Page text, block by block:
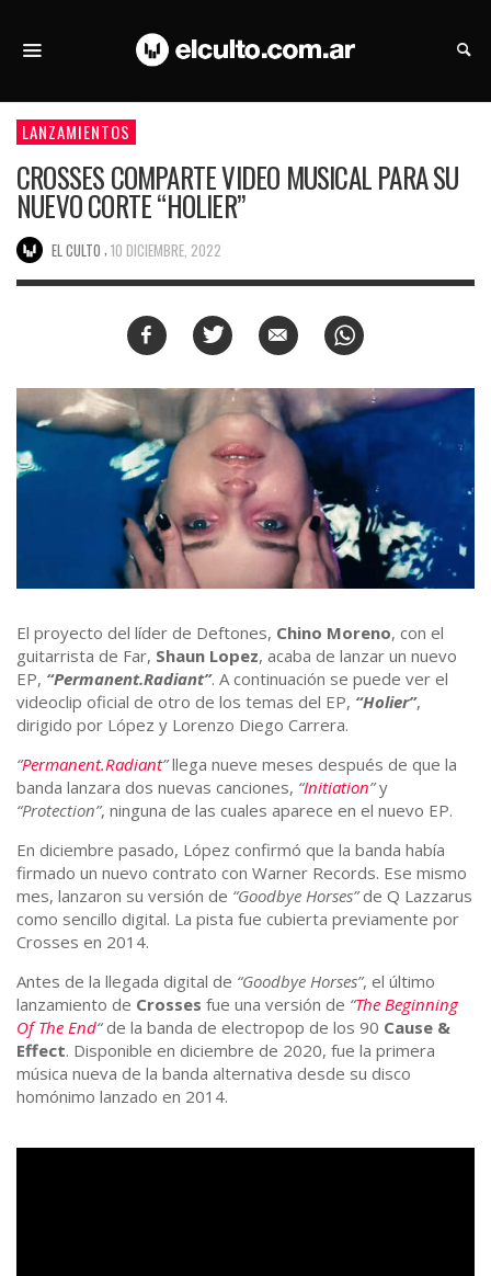
LANZAMIENTOS
CROSSES COMPARTE VIDEO MUSICAL PARA SU
NUEVO CORTE “HOLIER”
EL CULTO 10 DICIEMBRE, 2022
El proyecto del líder de Deftones, Chino Moreno, con el
guitarrista de Far, Shaun Lopez, acaba de lanzar un nuevo
EP, “Permanent.Radiant”. A continuación se puede ver el
videoclip oficial de otro de los temas del EP, “Holier”,
dirigido por López y Lorenzo Diego Carrera.
“Permanent.Radiant”llega nueve meses después de que la
banda lanzara dos nuevas canciones, “Initiation”y
“Protection”, ninguna de las cuales aparece en el nuevo EP.
En diciembre pasado, López confirmó que la banda había
firmado un nuevo contrato con Warner Records. Ese mismo
mes, lanzaron su versión de “Goodbye Horses”de Q Lazzarus
como sencillo digital. La pista fue cubierta previamente por
Crosses en 2014.
Antes de la llegada digital de “Goodbye Horses”, el último
lanzamiento de Crosses fue una versión de “The Beginning
Of The End“de la banda de electropop de los 90 Cause &
Effect. Disponible en diciembre de 2020, fue la primera
música nueva de la banda alternativa desde su disco
homónimo lanzado en 2014.